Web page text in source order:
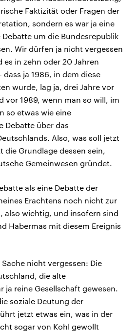
Faktizität oder Fragen der
sondern es war ja eine
um die Bundesrepublik
Wir dürfen ja nicht vergessen
in zehn oder 20 Jahren
ja 1986, in dem diese
wurde, lag ja, drei Jahre vor
vor 1989, wenn man so will, im
so etwas wie eine
Debatte über das
Also, was soll jetzt
die Grundlage dessen sein,
Gemeinwesen gründet.
als eine Debatte der
Erachtens noch nicht zur
also wichtig, und insofern sind
Habermas mit diesem Ereignis
nicht vergessen: Die
die alte
ja reine Gesellschaft gewesen.
soziale Deutung der
jetzt etwas ein, was in der
sogar von Kohl gewollt